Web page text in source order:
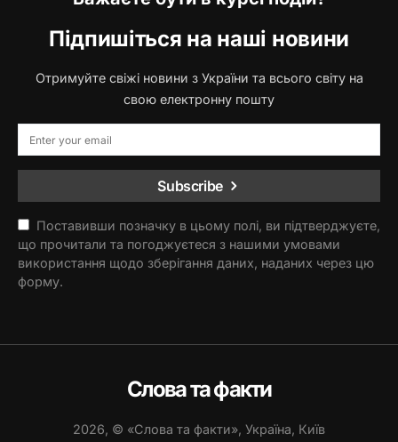
Підпишіться на наші новини
Отримуйте свіжі новини з України та всього світу на
свою електронну пошту
Subscribe
Поставивши позначку в цьому полі, ви підтверджуєте,
що прочитали та погоджуєтеся з нашими умовами
використання щодо зберігання даних, наданих через цю
форму.
Слова та факти
2026, © «Слова та факти», Україна, Київ